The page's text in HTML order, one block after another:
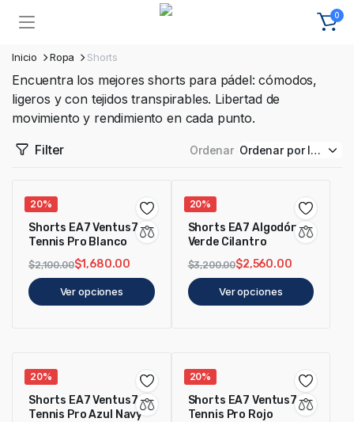
0
Inicio Ropa Shorts
Encuentra los mejores shorts para pádel: cómodos,
ligeros y con tejidos transpirables. Libertad de
movimiento y rendimiento en cada punto.
Filter
Ordenar
20%
Shorts EA7 Ventus7
Tennis Pro Blanco
$2,100.00$1,680.00
Ver opciones
20%
Shorts EA7 Algodón
Verde Cilantro
$3,200.00$2,560.00
Ver opciones
20%
Shorts EA7 Ventus7
Tennis Pro Azul Navy
20%
Shorts EA7 Ventus7
Tennis Pro Rojo